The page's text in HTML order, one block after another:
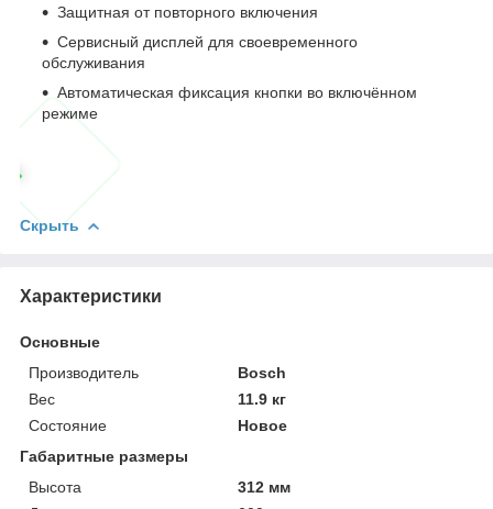
Защитная от повторного включения
Сервисный дисплей для своевременного
обслуживания
Автоматическая фиксация кнопки во включённом
режиме
Скрыть
Характеристики
Основные
Производитель
Bosch
Вес
11.9 кг
Состояние
Новое
Габаритные размеры
Высота
312 мм